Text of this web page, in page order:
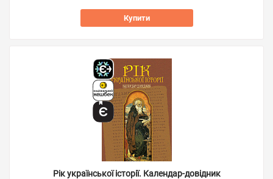
Купити
Рік української історії. Календар-довідник